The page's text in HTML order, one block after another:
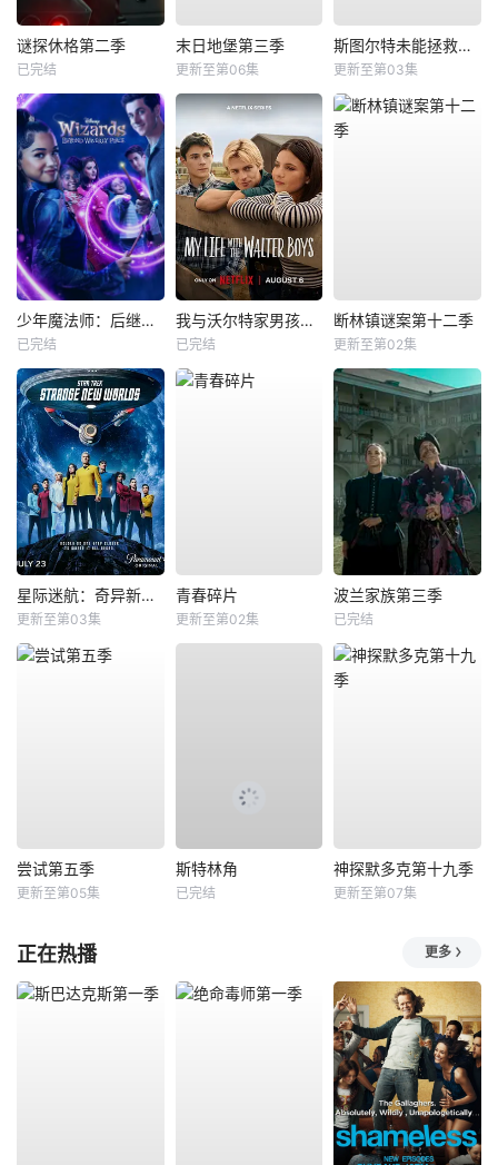
谜探休格第二季
已完结
末日地堡第三季
更新至第06集
斯图尔特未能拯救宇宙
更新至第03集
少年魔法师：后继者第三季
已完结
我与沃尔特家男孩的生活第三季
已完结
断林镇谜案第十二季
更新至第02集
星际迷航：奇异新世界第四季
更新至第03集
青春碎片
更新至第02集
波兰家族第三季
已完结
尝试第五季
更新至第05集
斯特林角
已完结
神探默多克第十九季
更新至第07集
正在热播 更多